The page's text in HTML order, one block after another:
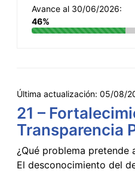
Avance al 30/06/2026:
46%
Última actualización: 05/08/
21 –
Transparencia
¿Qué problema
El desconocimiento del